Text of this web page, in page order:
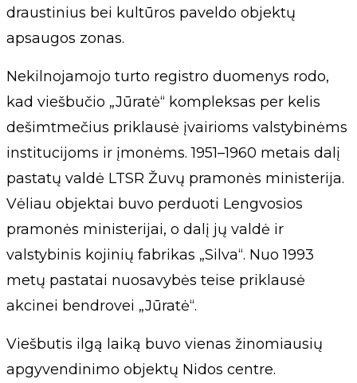
draustinius bei kultūros paveldo objektų
apsaugos zonas.
Nekilnojamojo turto registro duomenys rodo,
kad viešbučio „Jūratė“ kompleksas per kelis
dešimtmečius priklausė įvairioms valstybinėms
institucijoms ir įmonėms. 1951–1960 metais dalį
pastatų valdė LTSR Žuvų pramonės ministerija.
Vėliau objektai buvo perduoti Lengvosios
pramonės ministerijai, o dalį jų valdė ir
valstybinis kojinių fabrikas „Silva“. Nuo 1993
metų pastatai nuosavybės teise priklausė
akcinei bendrovei „Jūratė“.
Viešbutis ilgą laiką buvo vienas žinomiausių
apgyvendinimo objektų Nidos centre.